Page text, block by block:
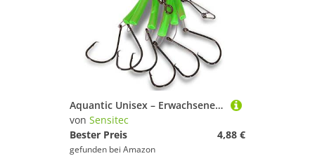
Aquantic Unisex – Erwachsene 10C4039507207717C10 Rotbarsch-Vorfach mit Circle Hooks, Länge 6m mit Extrawirbel, rot, Hakengröße 6/0 (flu-grün, 8/0), Bunt, Normal
von Sensitec
Bester Preis
4,88 €
gefunden bei Amazon